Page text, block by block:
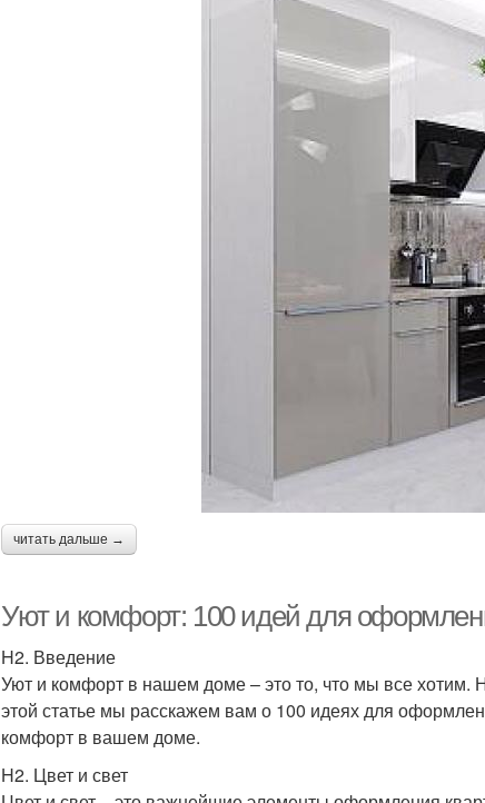
читать дальше →
Уют и комфорт: 100 идей для
H2. Введение
Уют и комфорт в нашем доме – это то, что мы все хотим.
этой статье мы расскажем вам о 100 идеях для
комфорт в вашем доме.
H2. Цвет и свет